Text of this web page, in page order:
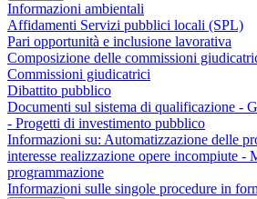
Informazioni ambientali
Affidamenti Servizi pubblici locali (SPL)
Pari opportunità e inclusione lavorativa
Composizione delle commissioni
Commissioni giudicatrici
Dibattito pubblico
Documenti sul sistema di qualificazione -
- Progetti di investimento pubblico
Informazioni su: Automatizzazione delle
interesse realizzazione opere incompiute -
programmazione
Informazioni sulle singole procedure in